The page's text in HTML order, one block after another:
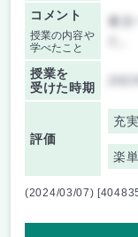
コメント
授業の内容や
学べたこと
東
授業を
受けた時期
評価
充実
楽単
(2024/03/07)